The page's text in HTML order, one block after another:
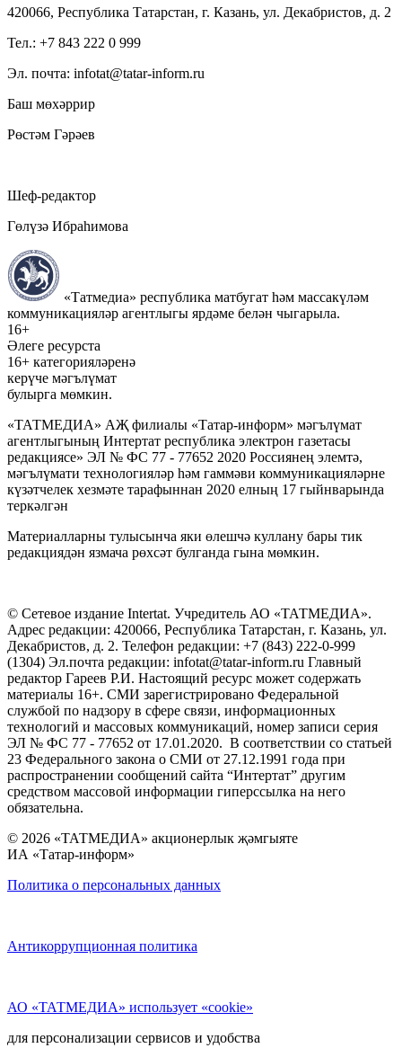
420066, Республика Татарстан, г. Казань, ул. Декабристов, д. 2
Тел.: +7 843 222 0 999
Эл. почта: infotat@tatar-inform.ru
Баш мөхәррир
Рөстәм Гәрәев
Шеф-редактор
Гөлүзә Ибраһимова
«Татмедиа» республика матбугат һәм массакүләм
коммуникацияләр агентлыгы ярдәме белән чыгарыла.
16+
Әлеге ресурста
16+ категорияләренә
керүче мәгълүмат
булырга мөмкин.
«ТАТМЕДИА» АҖ филиалы «Татар-информ» мәгълүмат
агентлыгының Интертат республика электрон газетасы
редакциясе» ЭЛ № ФС 77 - 77652 2020 Россиянең элемтә,
мәгълүмати технологияләр һәм гаммәви коммуникацияләрне
күзәтчелек хезмәте тарафыннан 2020 елның 17 гыйнварында
теркәлгән
Материалларны тулысынча яки өлешчә куллану бары тик
редакциядән язмача рөхсәт булганда гына мөмкин.
© Сетевое издание Intertat. Учредитель АО «ТАТМЕДИА».
Адрес редакции: 420066, Республика Татарстан, г. Казань, ул.
Декабристов, д. 2. Телефон редакции: +7 (843) 222-0-999
(1304) Эл.почта редакции: infotat@tatar-inform.ru Главный
редактор Гареев Р.И. Настоящий ресурс может содержать
материалы 16+. СМИ зарегистрировано Федеральной
службой по надзору в сфере связи, информационных
технологий и массовых коммуникаций, номер записи серия
ЭЛ № ФС 77 - 77652 от 17.01.2020. В соответствии со статьей
23 Федерального закона о СМИ от 27.12.1991 года при
распространении сообщений сайта “Интертат” другим
средством массовой информации гиперссылка на него
обязательна.
© 2026 «ТАТМЕДИА» акционерлык җәмгыяте
ИА «Татар-информ»
Политика о персональных данных
Антикоррупционная политика
АО «ТАТМЕДИА» использует «cookie»
для персонализации сервисов и удобства